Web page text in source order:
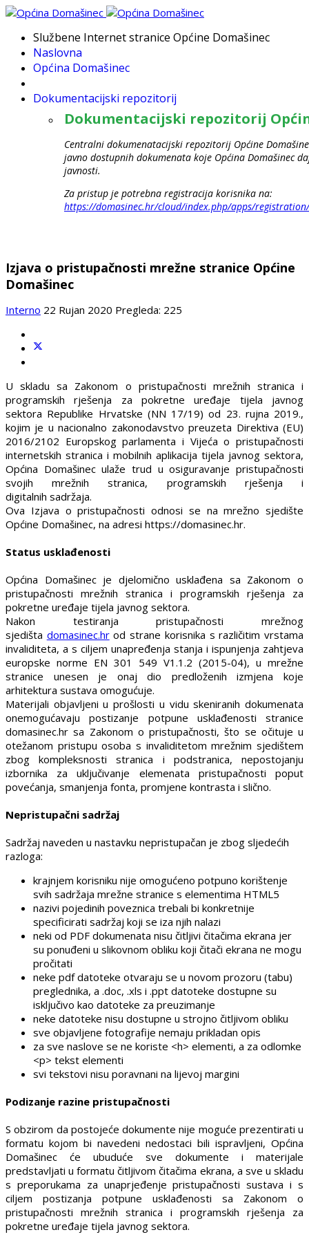
Službene Internet stranice Općine Domašinec
Naslovna
Općina Domašinec
Dokumentacijski repozitorij
Dokumentacijski repozitorij
Centralni dokumenatacijski repozitorij Općine
javno dostupnih dokumenata koje Općina Domašinec
javnosti.
Za pristup je potrebna registracija korisnika na:
https://domasinec.hr/cloud/index.php/apps/registration/
Izjava o pristupačnosti mrežne stranice Općine
Domašinec
Interno 22 Rujan 2020 Pregleda: 225
U skladu sa Zakonom o pristupačnosti mrežnih stranica i
programskih rješenja za pokretne uređaje tijela javnog
sektora Republike Hrvatske (NN 17/19) od 23. rujna 2019.,
kojim je u nacionalno zakonodavstvo preuzeta Direktiva (EU)
2016/2102 Europskog parlamenta i Vijeća o pristupačnosti
internetskih stranica i mobilnih aplikacija tijela javnog sektora,
Općina Domašinec ulaže trud u osiguravanje pristupačnosti
svojih mrežnih stranica, programskih rješenja i
digitalnih sadržaja.
Ova Izjava o pristupačnosti odnosi se na mrežno sjedište
Općine Domašinec, na adresi https://domasinec.hr.
Status usklađenosti
Općina Domašinec je djelomično usklađena sa Zakonom o
pristupačnosti mrežnih stranica i programskih rješenja za
pokretne uređaje tijela javnog sektora.
Nakon testiranja pristupačnosti mrežnog
sjedišta domasinec.hrod strane korisnika s različitim vrstama
invaliditeta, a s ciljem unapređenja stanja i ispunjenja zahtjeva
europske norme EN 301 549 V1.1.2 (2015-04), u mrežne
stranice unesen je onaj dio predloženih izmjena koje
arhitektura sustava omogućuje.
Materijali objavljeni u prošlosti u vidu skeniranih dokumenata
onemogućavaju postizanje potpune usklađenosti stranice
domasinec.hr sa Zakonom o pristupačnosti, što se očituje u
otežanom pristupu osoba s invaliditetom mrežnim sjedištem
zbog kompleksnosti stranica i podstranica, nepostojanju
izbornika za uključivanje elemenata pristupačnosti poput
povećanja, smanjenja fonta, promjene kontrasta i slično.
Nepristupačni sadržaj
Sadržaj naveden u nastavku nepristupačan je zbog sljedećih
razloga:
krajnjem korisniku nije omogućeno potpuno korištenje
svih sadržaja mrežne stranice s elementima HTML5
nazivi pojedinih poveznica trebali bi konkretnije
specificirati sadržaj koji se iza njih nalazi
neki od PDF dokumenata nisu čitljivi čitačima ekrana jer
su ponuđeni u slikovnom obliku koji čitači ekrana ne mogu
pročitati
neke pdf datoteke otvaraju se u novom prozoru (tabu)
preglednika, a .doc, .xls i .ppt datoteke dostupne su
isključivo kao datoteke za preuzimanje
neke datoteke nisu dostupne u strojno čitljivom obliku
sve objavljene fotografije nemaju prikladan opis
za sve naslove se ne koriste <h> elementi, a za odlomke
<p> tekst elementi
svi tekstovi nisu poravnani na lijevoj margini
Podizanje razine pristupačnosti
S obzirom da postojeće dokumente nije moguće prezentirati u
formatu kojom bi navedeni nedostaci bili ispravljeni, Općina
Domašinec će ubuduće sve dokumente i materijale
predstavljati u formatu čitljivom čitačima ekrana, a sve u skladu
s preporukama za unaprjeđenje pristupačnosti sustava i s
ciljem postizanja potpune usklađenosti sa Zakonom o
pristupačnosti mrežnih stranica i programskih rješenja za
pokretne uređaje tijela javnog sektora.